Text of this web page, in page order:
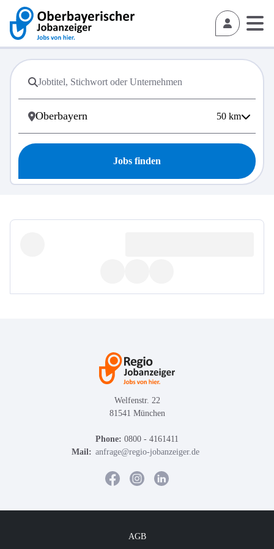
50 km
Jobs finden
Welfenstr. 22
81541 München
Phone: 0800 - 4161411
Mail: anfrage@regio-jobanzeiger.de
AGB